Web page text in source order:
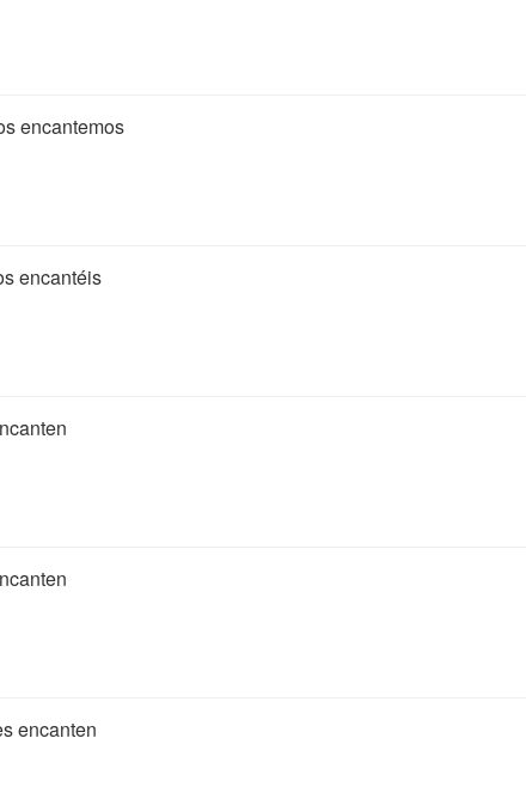
encantemos
encantéis
encanten